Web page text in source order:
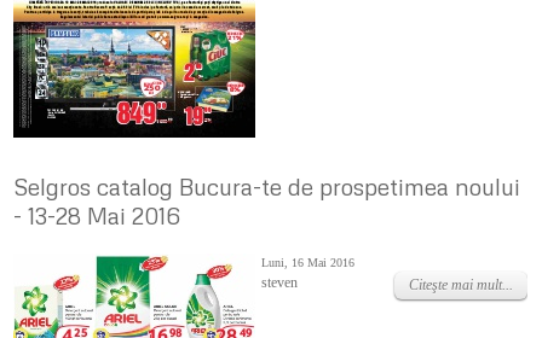
Selgros catalog Bucura-te de prospetimea noului
- 13-28 Mai 2016
Luni, 16 Mai 2016
steven Citeşte mai mult...